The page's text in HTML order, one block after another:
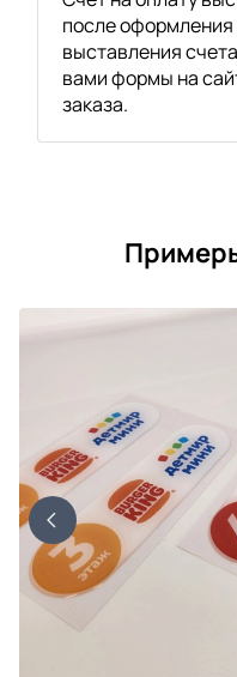
после оформления
выставления
вами формы на
заказа.